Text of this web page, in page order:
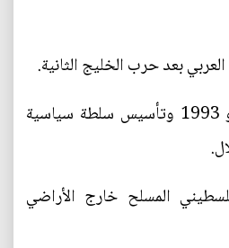
5- توقيع اتفاقية أوسلو 1993 وتأسيس سلطة سياسية
المسلح خارج الأراضي